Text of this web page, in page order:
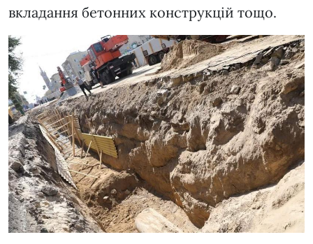
вкладання бетонних конструкцій тощо.